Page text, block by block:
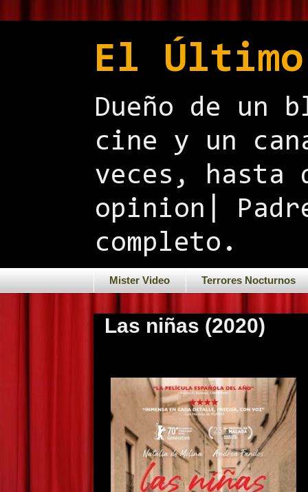
El
Dueño de un
cine y un
veces, hasta
opinion|
completo.
Mister Video Terrores Nocturnos
Las niñas (2020)